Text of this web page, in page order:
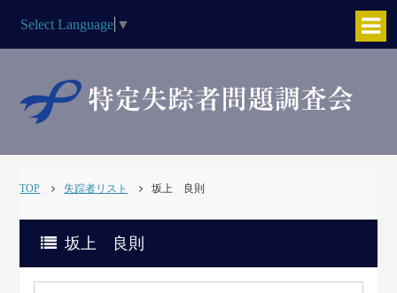
Select Language ▼
TOP 失踪者リスト 坂上 良則
坂上 良則